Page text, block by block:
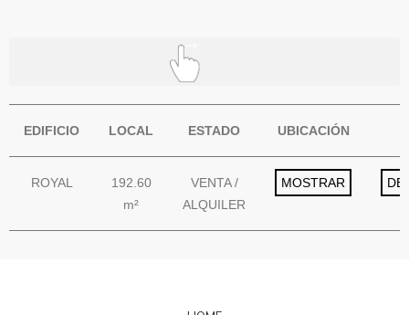
EDIFICIO LOCAL ESTADO UBICACIÓN
ROYAL
192.60
m²
VENTA /
ALQUILER
MOSTRAR